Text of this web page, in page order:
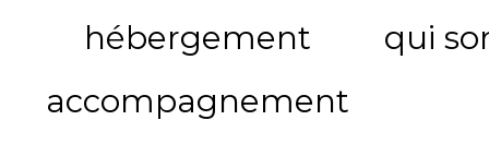
hébergement
accompagnement
qui